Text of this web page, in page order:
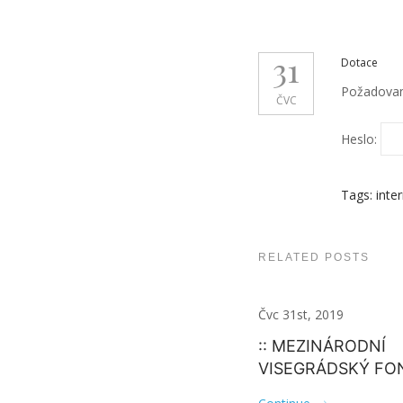
31
ČVC
Dotace
Heslo:
Tags:
RELATED POSTS
Čvc 31st, 2019
:: MEZINÁRODNÍ
VISEGRÁDSKÝ